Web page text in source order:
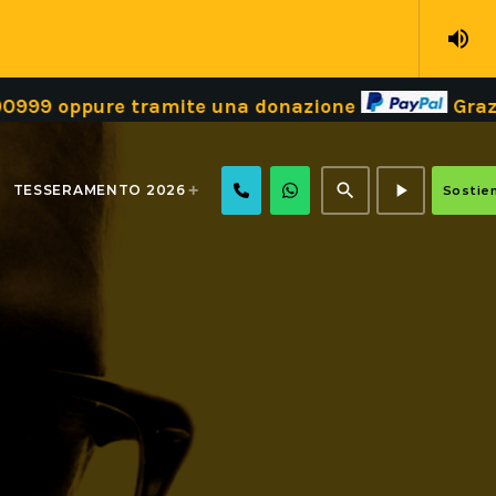
volume_up
oppure tramite una donazione Grazie!
TESSERAMENTO 2026 search play_arrow